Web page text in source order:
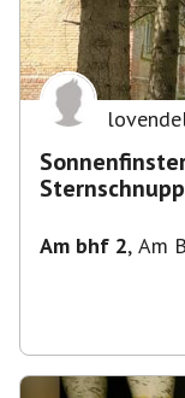
Am bhf 2, Am